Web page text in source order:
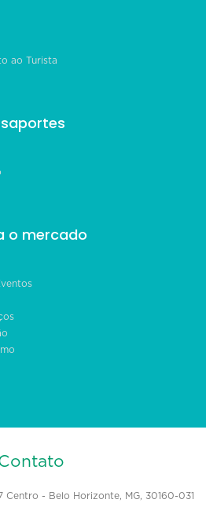
ao Turista
o mercado
Centro - Belo Horizonte, MG, 30160-031